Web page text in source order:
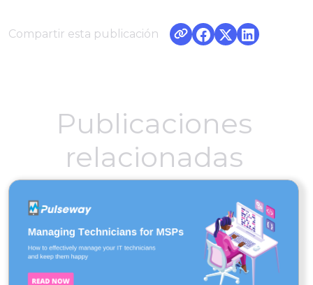
Compartir esta publicación
Publicaciones
relacionadas